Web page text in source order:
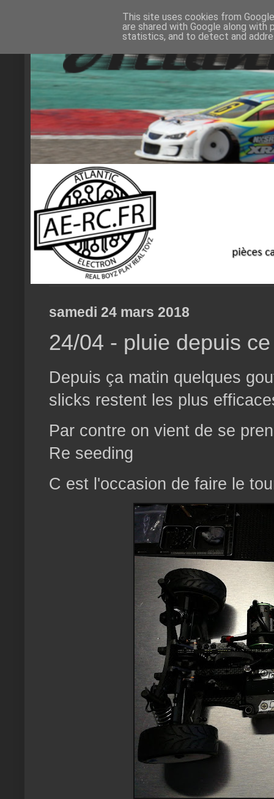
samedi 24 mars 2018
24/04 - pluie depuis
Depuis ça matin quelques
slicks restent les plus
Par contre on vient de se
Re seeding
C est l'occasion de faire le
This site uses cookies from
are shared with Google along
statistics, and to detect and